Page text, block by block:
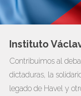
Instituto
Contribuimos al
dictaduras, la
legado de Havel y